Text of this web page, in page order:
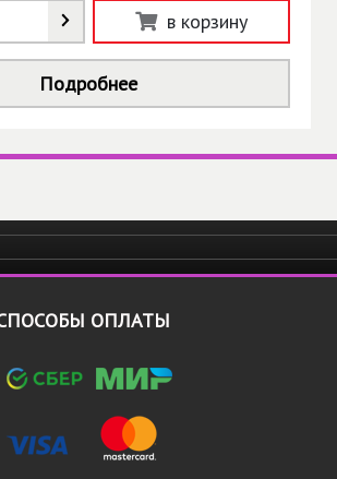
в корзину
Подробнее
ОПЛАТЫ